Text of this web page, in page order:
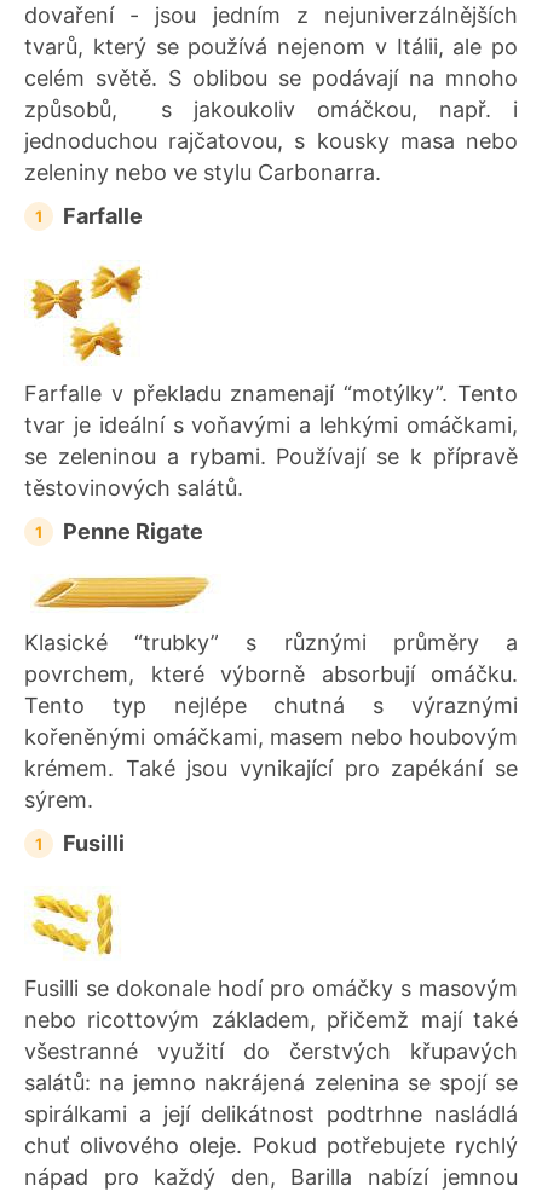
dovaření - jsou jedním z nejuniverzálnějších
tvarů, který se používá nejenom v Itálii, ale po
celém světě. S oblibou se podávají na mnoho
způsobů, s jakoukoliv omáčkou, např. i
jednoduchou rajčatovou, s kousky masa nebo
zeleniny nebo ve stylu Carbonarra.
Farfalle
Farfalle v překladu znamenají “motýlky”. Tento
tvar je ideální s voňavými a lehkými omáčkami,
se zeleninou a rybami. Používají se k přípravě
těstovinových salátů.
Penne Rigate
Klasické “trubky” s různými průměry a
povrchem, které výborně absorbují omáčku.
Tento typ nejlépe chutná s výraznými
kořeněnými omáčkami, masem nebo houbovým
krémem. Také jsou vynikající pro zapékání se
sýrem.
Fusilli
Fusilli se dokonale hodí pro omáčky s masovým
nebo ricottovým základem, přičemž mají také
všestranné využití do čerstvých křupavých
salátů: na jemno nakrájená zelenina se spojí se
spirálkami a její delikátnost podtrhne nasládlá
chuť olivového oleje. Pokud potřebujete rychlý
nápad pro každý den, Barilla nabízí jemnou